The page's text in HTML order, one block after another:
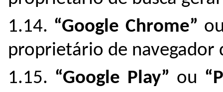
1.14. “Google Chrome”
proprietário de navegador
1.15. “Google Play” ou